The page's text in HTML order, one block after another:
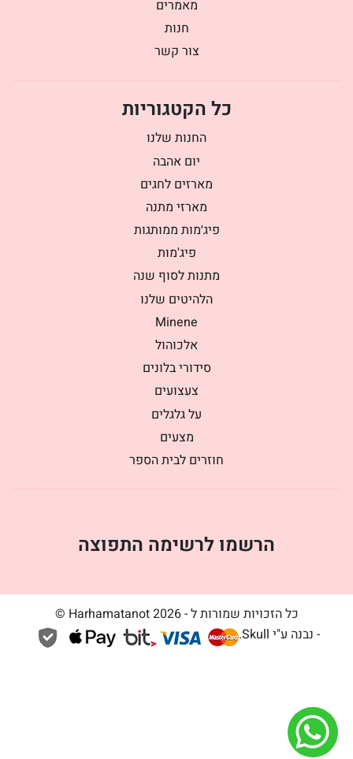
מאמרים
חנות
צור קשר
כל הקטגוריות
החנות שלנו
יום אהבה
מארזים לחגים
מארזי מתנה
פיג׳מות ממותגות
פיג'מות
מתנות לסוף שנה
הלהיטים שלנו
Minene
אלכוהול
סידורי בלונים
צעצועים
על גלגלים
מצעים
חוזרים לבית הספר
הרשמו לרשימה התפוצה
כל הזכויות שמורות ל - Harhamatanot 2026 ©
- נבנה ע"י Skull
.